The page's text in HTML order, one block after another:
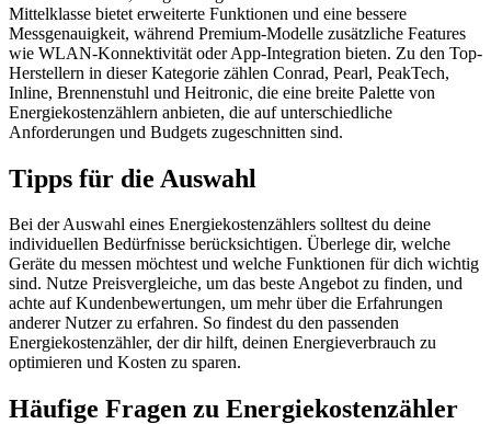
Mittelklasse bietet erweiterte Funktionen und eine bessere
Messgenauigkeit, während Premium-Modelle zusätzliche Features
wie WLAN-Konnektivität oder App-Integration bieten. Zu den Top-
Herstellern in dieser Kategorie zählen Conrad, Pearl, PeakTech,
Inline, Brennenstuhl und Heitronic, die eine breite Palette von
Energiekostenzählern anbieten, die auf unterschiedliche
Anforderungen und Budgets zugeschnitten sind.
Tipps für die Auswahl
Bei der Auswahl eines Energiekostenzählers solltest du deine
individuellen Bedürfnisse berücksichtigen. Überlege dir, welche
Geräte du messen möchtest und welche Funktionen für dich wichtig
sind. Nutze Preisvergleiche, um das beste Angebot zu finden, und
achte auf Kundenbewertungen, um mehr über die Erfahrungen
anderer Nutzer zu erfahren. So findest du den passenden
Energiekostenzähler, der dir hilft, deinen Energieverbrauch zu
optimieren und Kosten zu sparen.
Häufige Fragen zu Energiekostenzähler